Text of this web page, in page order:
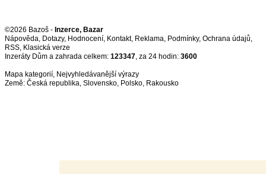
©2026 Bazoš - Inzerce, Bazar
Nápověda, Dotazy, Hodnocení, Kontakt, Reklama, Podmínky, Ochrana údajů,
RSS,
Inzeráty Dům a zahrada celkem: 123347, za 24 hodin: 3600
Mapa kategorií, Nejvyhledávanější výrazy
Země: Česká republika, Slovensko, Polsko, Rakousko